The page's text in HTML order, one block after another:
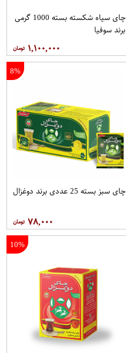
چای سیاه شکسته بسته 1000 گرمی
برند سوفیا
۱,۱۰۰,۰۰۰
8%
چای سبز بسته 25 عددی برند دوغزال
۷۸,۰۰۰
10%